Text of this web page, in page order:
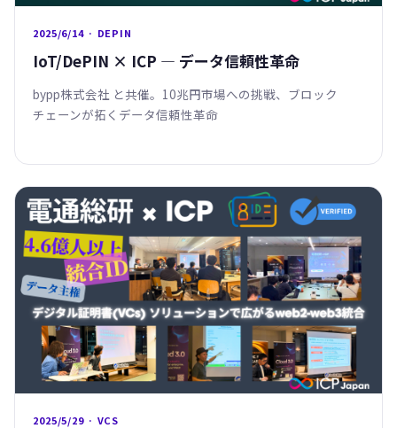
2025/6/14 · DEPIN
IoT/DePIN × ICP — データ信頼性革命
bypp株式会社 と共催。10兆円市場への挑戦、ブロック
チェーンが拓くデータ信頼性革命
2025/5/29 · VCS